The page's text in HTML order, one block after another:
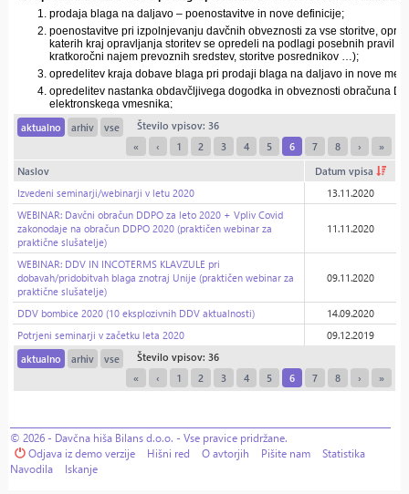
aktualno arhiv vse
Število vpisov: 36
«
‹ 1 2 3 4 5 6 7 8 › »
Naslov
Datum vpisa
Izvedeni seminarji/webinarji v letu 2020
13.11.2020
WEBINAR: Davčni obračun DDPO za leto 2020 + Vpliv Covid
zakonodaje na obračun DDPO 2020 (praktičen webinar za
praktične slušatelje)
11.11.2020
WEBINAR: DDV IN INCOTERMS KLAVZULE pri
dobavah/pridobitvah blaga znotraj Unije (praktičen webinar za
praktične slušatelje)
09.11.2020
DDV bombice 2020 (10 eksplozivnih DDV aktualnosti)
14.09.2020
Potrjeni seminarji v začetku leta 2020
09.12.2019
aktualno
arhiv vse
Število vpisov: 36
«
‹ 1 2 3 4 5 6 7 8 › »
© 2026 - Davčna hiša Bilans d.o.o. - Vse pravice pridržane.
Odjava iz demo verzije
Hišni red O avtorjih Pišite nam
Statistika
Navodila
Iskanje